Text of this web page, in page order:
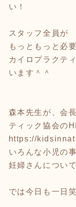
い！
スタッフ全員が
もっともっと必
カイロプラクテ
います＾＾
森本先生が、会
ティック協会の
https://
いろんな小児の
妊婦さんについ
では今日も一日